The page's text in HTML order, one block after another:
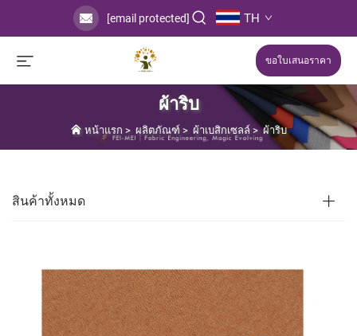
[email protected] TH
ขอใบเสนอราคา
ผ้าริบ
หน้าแรก > ผลิตภัณฑ์ > ผ้าเบสิกเซลล์ >ผ้าริบ
สินค้าทั้งหมด